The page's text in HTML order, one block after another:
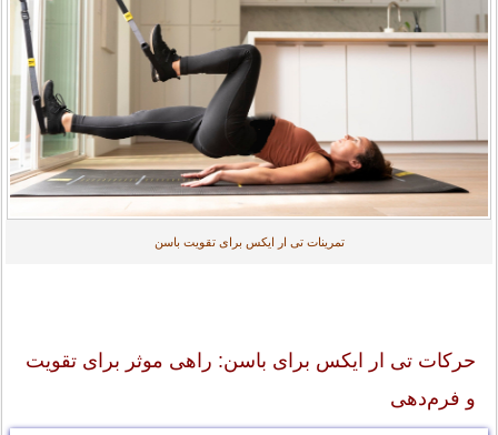
تمرینات تی ار ایکس برای تقویت باسن
حرکات تی ار ایکس برای باسن: راهی موثر برای تقویت
و فرم‌دهی